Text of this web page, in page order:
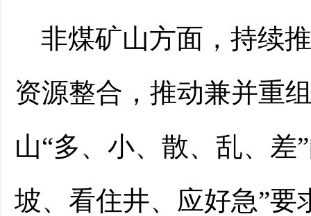
非煤矿山方面， 持续
资源整合，推动兼并重
山“多、小、散、乱、差
坡、看住井、应好急”要